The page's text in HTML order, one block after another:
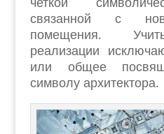
связанной с
помещения.
реализации
или общее
символу архитектора.